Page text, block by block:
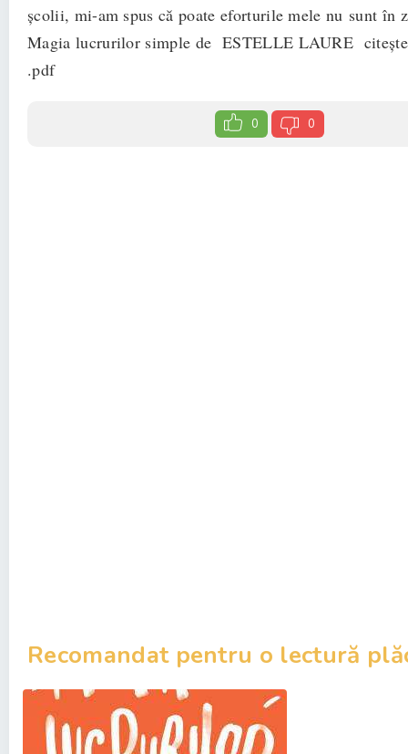
şcolii, mi-am spus că poate eforturile mele nu sunt în
Magia lucrurilor simple de ESTELLE LAURE
.pdf
0 0
Recomandat pentru o lectură